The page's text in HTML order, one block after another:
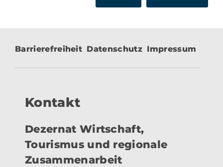
Barrierefreiheit Datenschutz Impressum
Kontakt
Dezernat Wirtschaft,
Tourismus und regionale
Zusammenarbeit